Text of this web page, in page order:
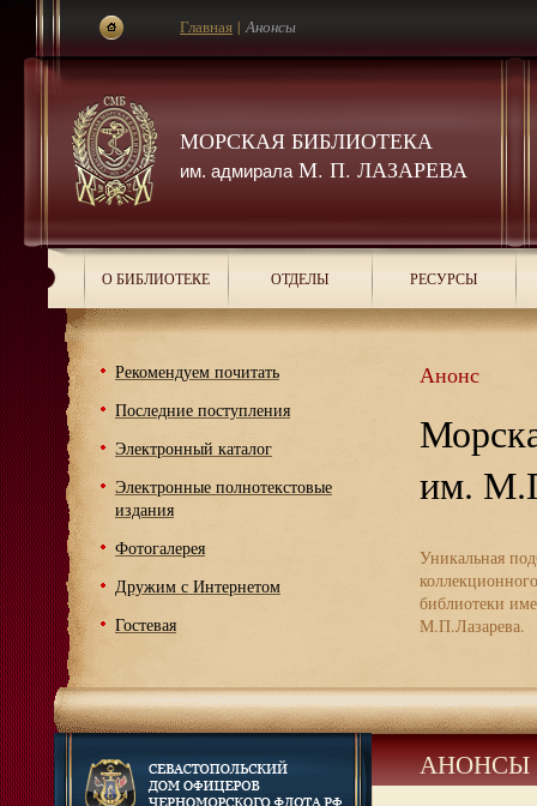
МОРСКАЯ БИБЛИОТЕКА
им. адмиралаМ. П. ЛАЗАРЕВА
Главная |Анонсы
О БИБЛИОТЕКЕ ОТДЕЛЫ РЕСУРСЫ
Рекомендуем почитать
Последние поступления
Электронный каталог
Электронные полнотекстовые
издания
Фотогалерея
Дружим с Интернетом
Гостевая
Анонс
им.
Уникальная
библиотеки
М.П.Лазарева.
АНОНСЫ